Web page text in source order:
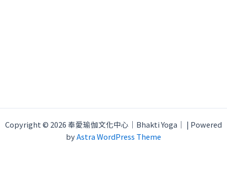
Copyright © 2026 奉愛瑜伽文化中心｜Bhakti Yoga｜ | Powered
byAstra WordPress Theme